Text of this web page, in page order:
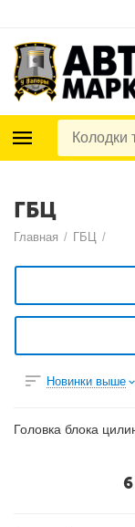
ГБЦ
Главная / ГБЦ /
Новинки выше
Головка блока